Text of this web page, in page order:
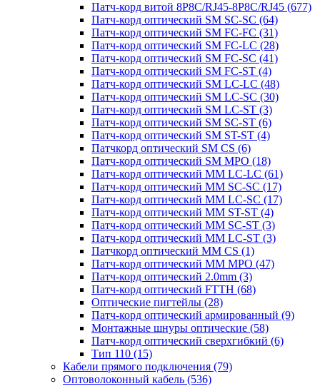
Патч-корд витой 8P8C/RJ45-8P8C/RJ45 (677)
Патч-корд оптический SM SC-SC (64)
Патч-корд оптический SM FC-FC (31)
Патч-корд оптический SM FC-LC (28)
Патч-корд оптический SM FC-SC (41)
Патч-корд оптический SM FC-ST (4)
Патч-корд оптический SM LC-LC (48)
Патч-корд оптический SM LC-SC (30)
Патч-корд оптический SM LC-ST (3)
Патч-корд оптический SM SC-ST (6)
Патч-корд оптический SM ST-ST (4)
Патчкорд оптический SM CS (6)
Патч-корд оптический SM MPO (18)
Патч-корд оптический MM LC-LC (61)
Патч-корд оптический MM SC-SC (17)
Патч-корд оптический MM LC-SC (17)
Патч-корд оптический MM ST-ST (4)
Патч-корд оптический MM SC-ST (3)
Патч-корд оптический MM LC-ST (3)
Патчкорд оптический MM CS (1)
Патч-корд оптический MM MPO (47)
Патч-корд оптический 2.0mm (3)
Патч-корд оптический FTTH (68)
Оптические пигтейлы (28)
Патч-корд оптический армированный (9)
Монтажные шнуры оптические (58)
Патч-корд оптический сверхгибкий (6)
Тип 110 (15)
Кабели прямого подключения (79)
Оптоволоконный кабель (536)